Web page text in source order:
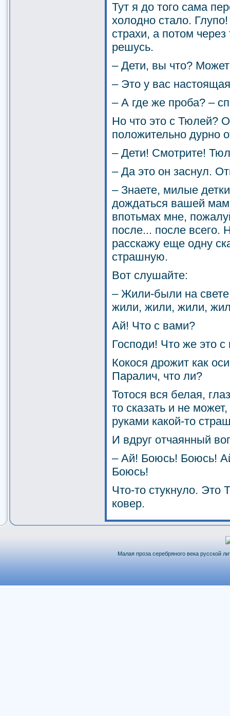
Тут я до того сама
холодно стало.
страхи, а потом
решусь.
– Дети, вы что?
– Это у вас
– А где же проба? –
Но что это с Тюлей?
положительно дурно
– Дети! Смотрите!
– Да это он заснул.
– Знаете, милые
дождаться вашей
впотьмах мне,
после... после всего.
расскажу еще одну
страшную.
Вот слушайте:
– Жили-были на
жили, жили, жили,
Ай! Что с вами?
Господи! Что же это с
Кокося дрожит как
Паралич, что ли?
Тотося вся белая,
то сказать и не
руками какой-то
И вдруг отчаянный
– Ай! Боюсь! Боюсь!
Боюсь!
Что-то стукнуло. Это
ковер.
Малая проза серебряного века русской